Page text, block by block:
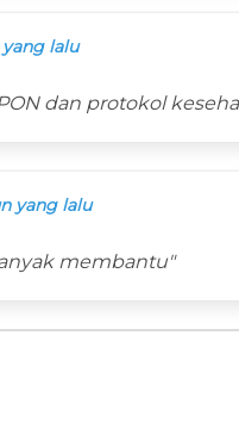
lalu
dan protokol
yang lalu
membantu"